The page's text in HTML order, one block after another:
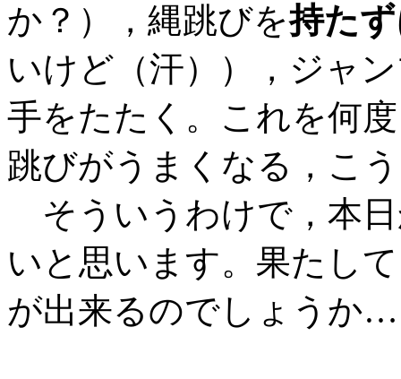
か？），縄跳びを持たず
いけど（汗）），ジャ
手をたたく。これを何
跳びがうまくなる，こ
そういうわけで，本
いと思います。果たし
が出来るのでしょうか…